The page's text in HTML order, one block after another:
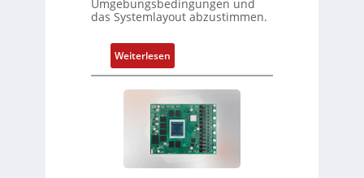
g
u
n
Z
u
s
t
a
n
d
g
t
f
ü
r
m
e
h
r
Umgebungsbedingungen und
das Systemlayout abzustimmen.
Weiterlesen:
F
l
e
x
i
b